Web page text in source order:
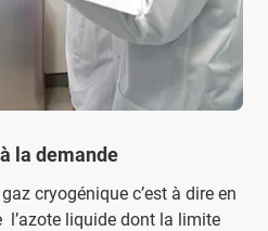
la demande
cryogénique c’est à dire en
liquide dont la limite